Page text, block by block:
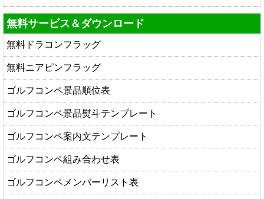
無料サービス＆ダウンロード
無料ドラコンフラッグ
無料ニアピンフラッグ
ゴルフコンペ景品順位表
ゴルフコンペ景品熨斗テンプレート
ゴルフコンペ案内文テンプレート
ゴルフコンペ組み合わせ表
ゴルフコンペメンバーリスト表